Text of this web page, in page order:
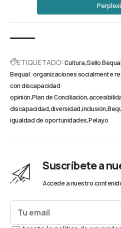
ETIQUETADO: Cultura Sello Bequal
Bequal: organizaciones socialmente
con discapacidad
opinión Plan de Conciliación
discapacidad diversidad inclusión
igualdad de oportunidades Pelayo
Suscríbete a
Accede a nuestro